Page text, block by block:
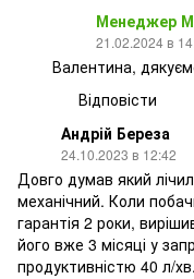
Менеджер
21.02.2024 в
Валентина,
Відповісти
Андрій Береза
24.10.2023 в 12:42
Довго думав який
механічний. Коли
гарантія 2 роки,
його вже 3 місяці у
продуктивністю 40 л/